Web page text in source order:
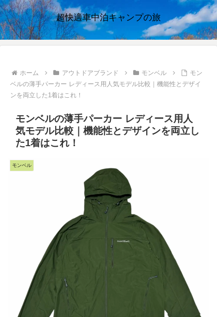
超快適車中泊キャンプの旅
ホーム アウトドアブランド モンベル
モン
ベルの薄手パーカー レディース用人気モデル比較｜機能性とデザイ
ンを両立した1着はこれ！
モンベルの薄手パーカー レディース用人
気モデル比較｜機能性とデザインを両立し
た1着はこれ！
モンベル